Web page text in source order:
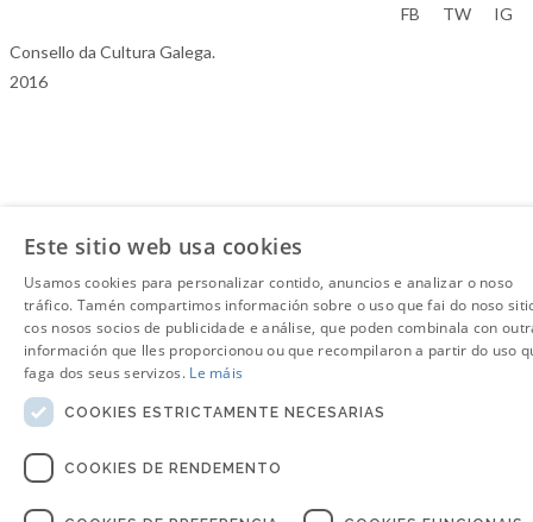
Consello da Cultura Galega.
2016
FB TW IG
Este sitio web usa cookies
Usamos cookies para personalizar contido, anuncios e analizar o noso
tráfico. Tamén compartimos información sobre o uso que fai do noso
cos nosos socios de publicidade e análise, que poden combinala con
información que lles proporcionou ou que recompilaron a partir do uso
faga dos seus servizos. Le máis
COOKIES ESTRICTAMENTE NECESARIAS
COOKIES DE RENDEMENTO